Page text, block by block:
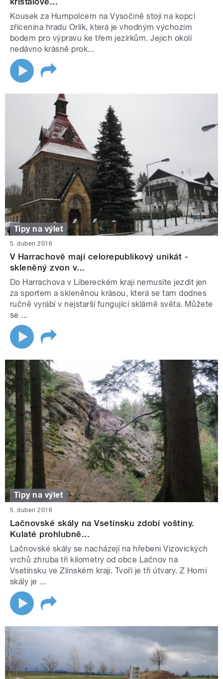
Kousek za Humpolcem na Vysočině stojí na kopci
zřícenina hradu Orlík, která je vhodným výchozím
bodem pro výpravu ke třem jezírkům. Jejich okolí
nedávno krásně prok...
Tipy na výlet
5. duben 2016
V Harrachově mají celorepublikový unikát -
skleněný zvon v...
Do Harrachova v Libereckém kraji nemusíte jezdit jen
za sportem a skleněnou krásou, která se tam dodnes
ručně vyrábí v nejstarší fungující sklárně světa. Můžete
se ...
Tipy na výlet
5. duben 2016
Lačnovské skály na Vsetínsku zdobí voštiny.
Kulaté prohlubně...
Lačnovské skály se nacházejí na hřebeni Vizovických
vrchů zhruba tři kilometry od obce Lačnov na
Vsetínsku ve Zlínském kraji. Tvoří je tři útvary. Z Horní
skály je ...